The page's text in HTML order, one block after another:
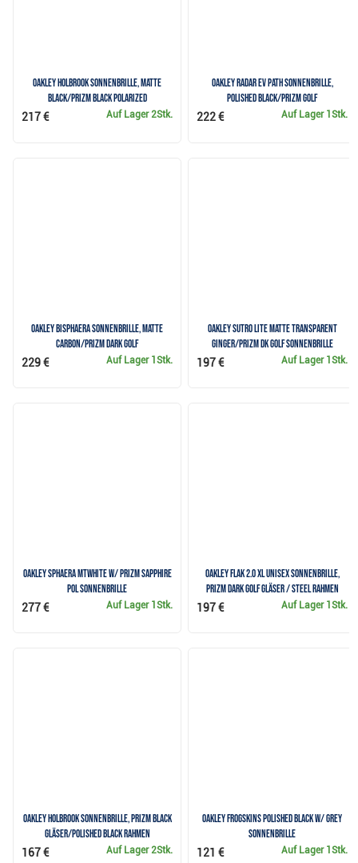
Oakley Holbrook Sonnenbrille, Matte
Black/PRIZM Black Polarized
Auf Lager2Stk.
217 €
Oakley Radar EV Path Sonnenbrille,
Polished Black/PRIZM Golf
Auf Lager 1Stk.
222 €
Oakley BISPHAERA Sonnenbrille, Matte
Carbon/PRIZM Dark Golf
Auf Lager 1Stk.
229 €
Oakley Sutro Lite Matte transparent
ginger/Prizm DK Golf Sonnenbrille
Auf Lager 1Stk.
197 €
Oakley Sphaera MtWhite w/ Prizm Sapphire
Pol Sonnenbrille
Auf Lager 1Stk.
277 €
Oakley FLAK 2.0 XL Unisex Sonnenbrille,
Prizm Dark Golf Gläser / Steel Rahmen
Auf Lager 1Stk.
197 €
Oakley Holbrook Sonnenbrille, PRIZM Black
Gläser/Polished Black Rahmen
Auf Lager2Stk.
167 €
Oakley Frogskins Polished Black w/ Grey
Sonnenbrille
Auf Lager 1Stk.
121 €